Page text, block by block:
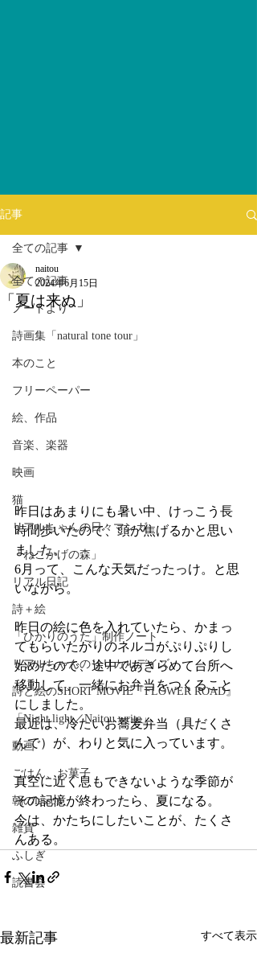
記事
全ての記事
ノートより
詩画集「natural tone tour」
本のこと
フリーペーパー
絵、作品
音楽、楽器
映画
猫
リアルちゃんの日々マンガ
「ねこかげの森」
リアル日記
詩＋絵
「ひかりのうた」制作ノート
リアルちゃんのリリカルデイズ
詩と絵のSHORT MOVIE『FLOWER ROAD』
「Night light／Naitou write」
動画
ごはん、お菓子
朝のlesson
雑貨
ふしぎ
読書会
全ての記事
「夏は来ぬ」
naitou
2024年6月15日
昨日はあまりにも暑い中、けっこう長
時間歩いたので、頭が焦げるかと思い
ました。
6月って、こんな天気だったっけ。と思
いながら。
昨日の絵に色を入れていたら、かまっ
てもらいたがりのネルコがぷりぷりし
始めたので、途中であきらめて台所へ
移動して、一緒にお弁当をつくること
にしました。
最近は、冷たいお蕎麦弁当（具だくさ
んで）が、わりと気に入っています。
真空に近く息もできないような季節が
その記憶が終わったら、夏になる。
今は、かたちにしたいことが、たくさ
んある。
最新記事 すべて表示